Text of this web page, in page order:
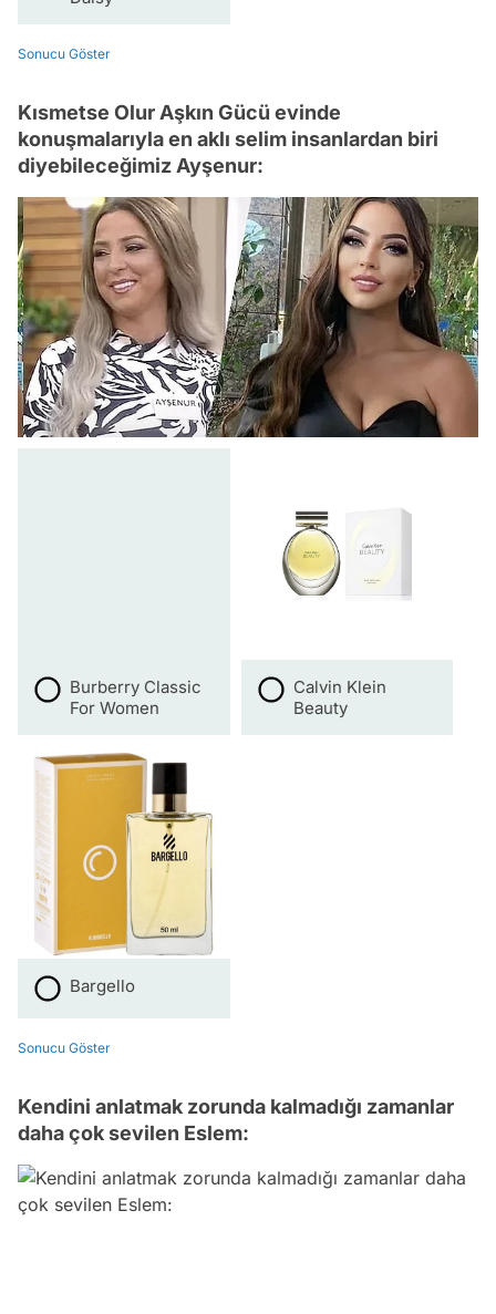
Sonucu Göster
Kısmetse Olur Aşkın Gücü evinde
konuşmalarıyla en aklı selim insanlardan biri
diyebileceğimiz Ayşenur:
Burberry Classic
For Women
Calvin Klein
Beauty
Bargello
Sonucu Göster
Kendini anlatmak zorunda kalmadığı zamanlar
daha çok sevilen Eslem: